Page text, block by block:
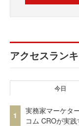
アクセスラン
今日
1
実務家マーケタ
コム CROが実践